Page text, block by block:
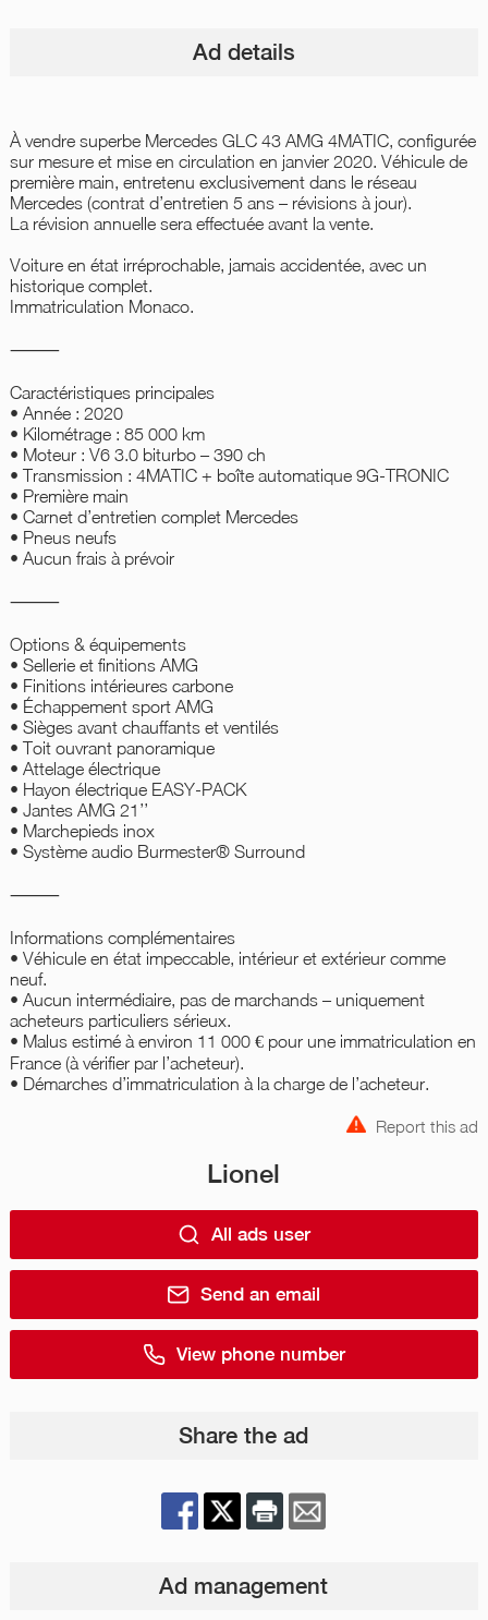
Ad details
À vendre superbe Mercedes GLC 43 AMG 4MATIC, configurée
sur mesure et mise en circulation en janvier 2020. Véhicule de
première main, entretenu exclusivement dans le réseau
Mercedes (contrat d’entretien 5 ans – révisions à jour).
La révision annuelle sera effectuée avant la vente.
Voiture en état irréprochable, jamais accidentée, avec un
historique complet.
Immatriculation Monaco.
⸻
Caractéristiques principales
• Année : 2020
• Kilométrage : 85 000 km
• Moteur : V6 3.0 biturbo – 390 ch
• Transmission : 4MATIC + boîte automatique 9G-TRONIC
• Première main
• Carnet d’entretien complet Mercedes
• Pneus neufs
• Aucun frais à prévoir
⸻
Options & équipements
• Sellerie et finitions AMG
• Finitions intérieures carbone
• Échappement sport AMG
• Sièges avant chauffants et ventilés
• Toit ouvrant panoramique
• Attelage électrique
• Hayon électrique EASY-PACK
• Jantes AMG 21’’
• Marchepieds inox
• Système audio Burmester® Surround
⸻
Informations complémentaires
• Véhicule en état impeccable, intérieur et extérieur comme
neuf.
• Aucun intermédiaire, pas de marchands – uniquement
acheteurs particuliers sérieux.
• Malus estimé à environ 11 000 € pour une immatriculation en
France (à vérifier par l’acheteur).
• Démarches d’immatriculation à la charge de l’acheteur.
Report this ad
Lionel
All ads user
Send an email
View phone number
Share the ad
Ad management